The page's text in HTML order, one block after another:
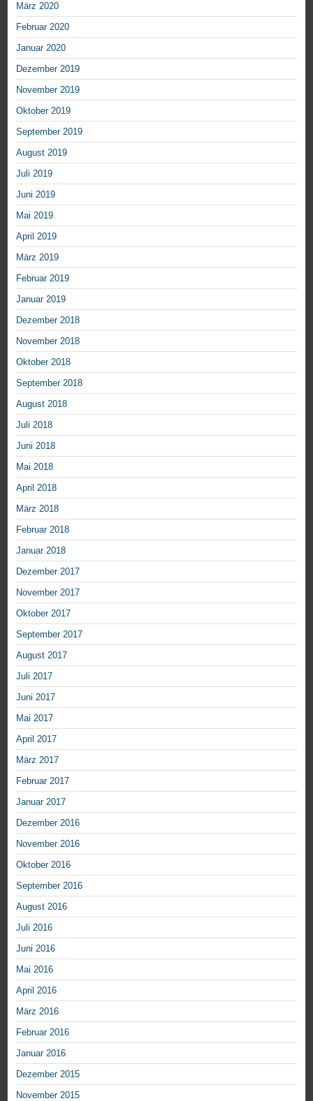
März 2020
Februar 2020
Januar 2020
Dezember 2019
November 2019
Oktober 2019
September 2019
August 2019
Juli 2019
Juni 2019
Mai 2019
April 2019
März 2019
Februar 2019
Januar 2019
Dezember 2018
November 2018
Oktober 2018
September 2018
August 2018
Juli 2018
Juni 2018
Mai 2018
April 2018
März 2018
Februar 2018
Januar 2018
Dezember 2017
November 2017
Oktober 2017
September 2017
August 2017
Juli 2017
Juni 2017
Mai 2017
April 2017
März 2017
Februar 2017
Januar 2017
Dezember 2016
November 2016
Oktober 2016
September 2016
August 2016
Juli 2016
Juni 2016
Mai 2016
April 2016
März 2016
Februar 2016
Januar 2016
Dezember 2015
November 2015